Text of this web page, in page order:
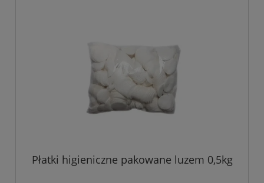
Płatki higieniczne pakowane luzem 0,5kg